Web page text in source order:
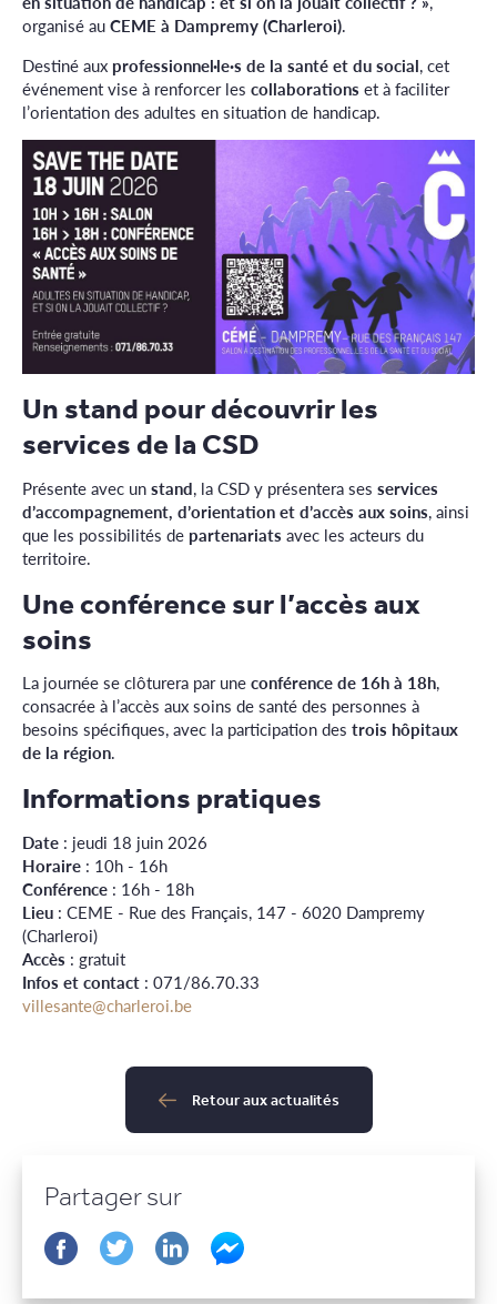
Partager sur
organisé auCEME à Dampremy (Charleroi).
Destiné aux professionnel·le·s de la santé et du social, cet
événement vise à renforcer les collaborations et à faciliter
l’orientation des adultes en situation de handicap.
Un stand pour découvrir les
services de la CSD
Présente avec unstand, la CSD y présentera ses services
d’accompagnement, d’orientation et d’accès aux soins, ainsi
que les possibilités de partenariats avec les acteurs du
territoire.
Une conférence sur l’accès aux
soins
La journée se clôturera par uneconférence de 16h à 18h,
consacrée à l’accès aux soins de santé des personnes à
besoins spécifiques, avec la participation des trois hôpitaux
de la région.
Informations pratiques
Date : jeudi 18 juin 2026
Horaire : 10h - 16h
Conférence : 16h - 18h
Lieu : CEME - Rue des Français, 147 - 6020 Dampremy
(Charleroi)
Accès : gratuit
Infos et contact : 071/86.70.33
villesante@charleroi.be
Retour aux actualités